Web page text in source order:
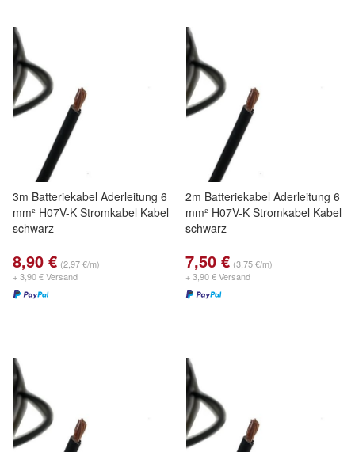
3m Batteriekabel Aderleitung 6
mm² H07V-K Stromkabel Kabel
schwarz
8,90 € (2,97 €/m)
+ 3,90 € Versand
2m Batteriekabel Aderleitung 6
mm² H07V-K Stromkabel Kabel
schwarz
7,50 € (3,75 €/m)
+ 3,90 € Versand